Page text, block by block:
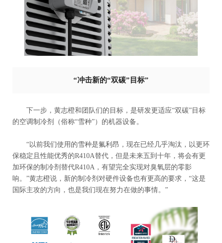
“冲击新的“双碳”目标”
下一步，黄志橙和团队们的目标，是研发更适应“双碳”目标
的空调制冷剂（俗称“雪种”）的机器设备。
“以前我们使用的雪种是氟利昂，现在已经几乎淘汰，以更环
保稳定且性能优秀的R410A替代，但是未来五到十年，将会有更
加环保的制冷剂替代R410A，有望完全实现对臭氧层的零影
响。”黄志橙说，新的制冷剂对硬件设备也有更高的要求，“这是
国际主攻的方向，也是我们现在努力在做的事情。”